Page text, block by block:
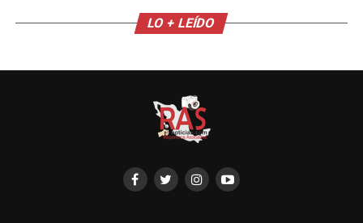
LO + LEÍDO